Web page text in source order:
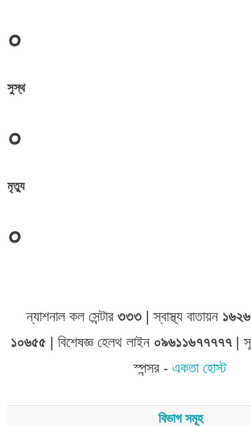
০
সুস্থ
০
মৃত্যু
০
ন্যাশনাল কল সেন্টার ৩৩৩| স্বাস্থ্য বাতায়ন
১০৬৫৫ | বিশেষজ্ঞ হেলথ লাইন ০৯৬১১৬৭৭৭৭৭|
স্পন্সর - একতা হোস্ট
বিভাগ সমূহ